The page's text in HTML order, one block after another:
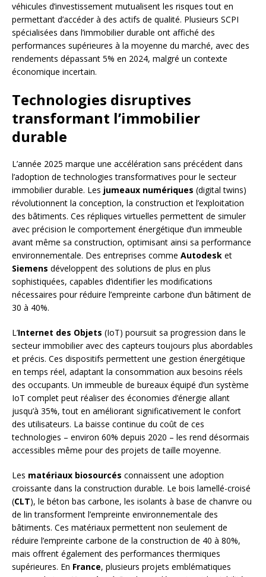
véhicules d’investissement mutualisent les risques tout en
permettant d’accéder à des actifs de qualité. Plusieurs SCPI
spécialisées dans l’immobilier durable ont affiché des
performances supérieures à la moyenne du marché, avec des
rendements dépassant 5% en 2024, malgré un contexte
économique incertain.
Technologies disruptives
transformant l’immobilier
durable
L’année 2025 marque une accélération sans précédent dans
l’adoption de technologies transformatives pour le secteur
immobilier durable. Les jumeaux numériques (digital twins)
révolutionnent la conception, la construction et l’exploitation
des bâtiments. Ces répliques virtuelles permettent de simuler
avec précision le comportement énergétique d’un immeuble
avant même sa construction, optimisant ainsi sa performance
environnementale. Des entreprises comme Autodesk et
Siemens développent des solutions de plus en plus
sophistiquées, capables d’identifier les modifications
nécessaires pour réduire l’empreinte carbone d’un bâtiment de
30 à 40%.
L’Internet des Objets (IoT) poursuit sa progression dans le
secteur immobilier avec des capteurs toujours plus abordables
et précis. Ces dispositifs permettent une gestion énergétique
en temps réel, adaptant la consommation aux besoins réels
des occupants. Un immeuble de bureaux équipé d’un système
IoT complet peut réaliser des économies d’énergie allant
jusqu’à 35%, tout en améliorant significativement le confort
des utilisateurs. La baisse continue du coût de ces
technologies – environ 60% depuis 2020 – les rend désormais
accessibles même pour des projets de taille moyenne.
Les matériaux biosourcés connaissent une adoption
croissante dans la construction durable. Le bois lamellé-croisé
(CLT), le béton bas carbone, les isolants à base de chanvre ou
de lin transforment l’empreinte environnementale des
bâtiments. Ces matériaux permettent non seulement de
réduire l’empreinte carbone de la construction de 40 à 80%,
mais offrent également des performances thermiques
supérieures. En France, plusieurs projets emblématiques